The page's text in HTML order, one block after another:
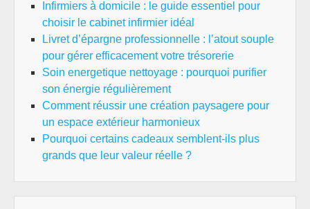
Infirmiers à domicile : le guide essentiel pour
choisir le cabinet infirmier idéal
Livret d’épargne professionnelle : l’atout souple
pour gérer efficacement votre trésorerie
Soin energetique nettoyage : pourquoi purifier
son énergie régulièrement
Comment réussir une création paysagere pour
un espace extérieur harmonieux
Pourquoi certains cadeaux semblent-ils plus
grands que leur valeur réelle ?